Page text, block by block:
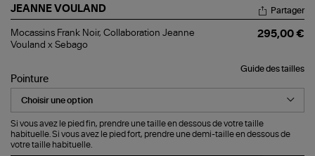
JEANNE VOULAND
Mocassins
Frank
Jeanne
Vouland
Partager
Mocassins Frank Noir, Collaboration Jeanne
Vouland x Sebago
295,00 €
Guide des tailles
Pointure
Si vous avez le pied fin, prendre une taille en dessous de votre taille
habituelle. Si vous avez le pied fort, prendre une demi-taille en dessous de
votre taille habituelle.